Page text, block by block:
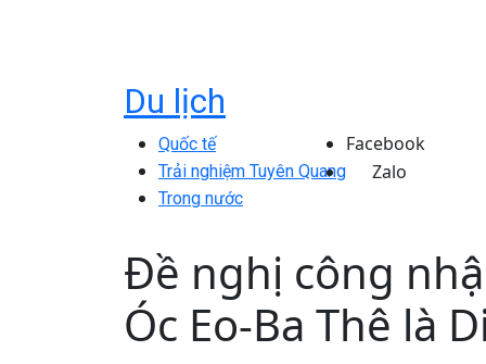
Du lịch
Quốc tế
Trải nghiệm Tuyên Quang
Trong nước
Facebook
Zalo
Đề nghị công
Óc Eo-Ba Thê là